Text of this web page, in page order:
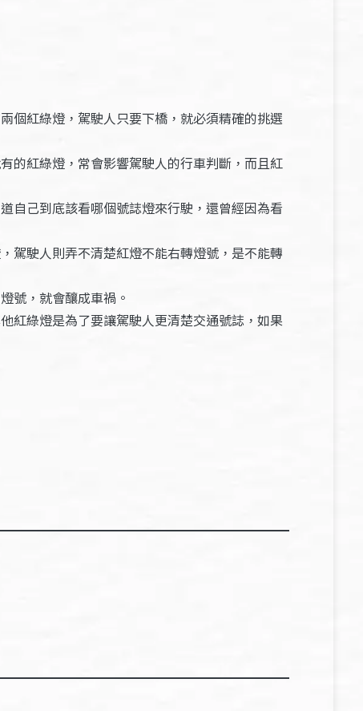
個紅綠燈，駕駛人只要下橋，就必須精確的挑選
的紅綠燈，常會影響駕駛人的行車判斷，而且紅
自己到底該看哪個號誌燈來行駛，還曾經因為看
駕駛人則弄不清楚紅燈不能右轉燈號，是不能轉
號，就會釀成車禍。
紅綠燈是為了要讓駕駛人更清楚交通號誌，如果